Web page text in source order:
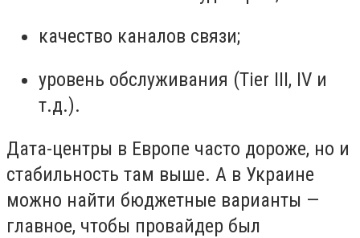
качество каналов связи;
уровень обслуживания (Tier III, IV и
т.д.).
Дата-центры в Европе часто дороже, но и
стабильность там выше. А в Украине
можно найти бюджетные варианты —
главное, чтобы провайдер был